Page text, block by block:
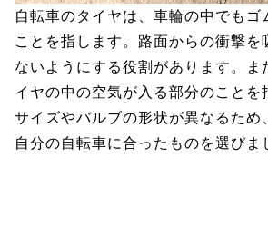
自転車のタイヤは、車輪の中でもゴ
ことを指します。路面からの衝撃を
ないようにする役割があります。ま
イヤの中の空気が入る部分のことを
サイズやバルブの形状が異なるため
自分の自転車に合ったものを選びま